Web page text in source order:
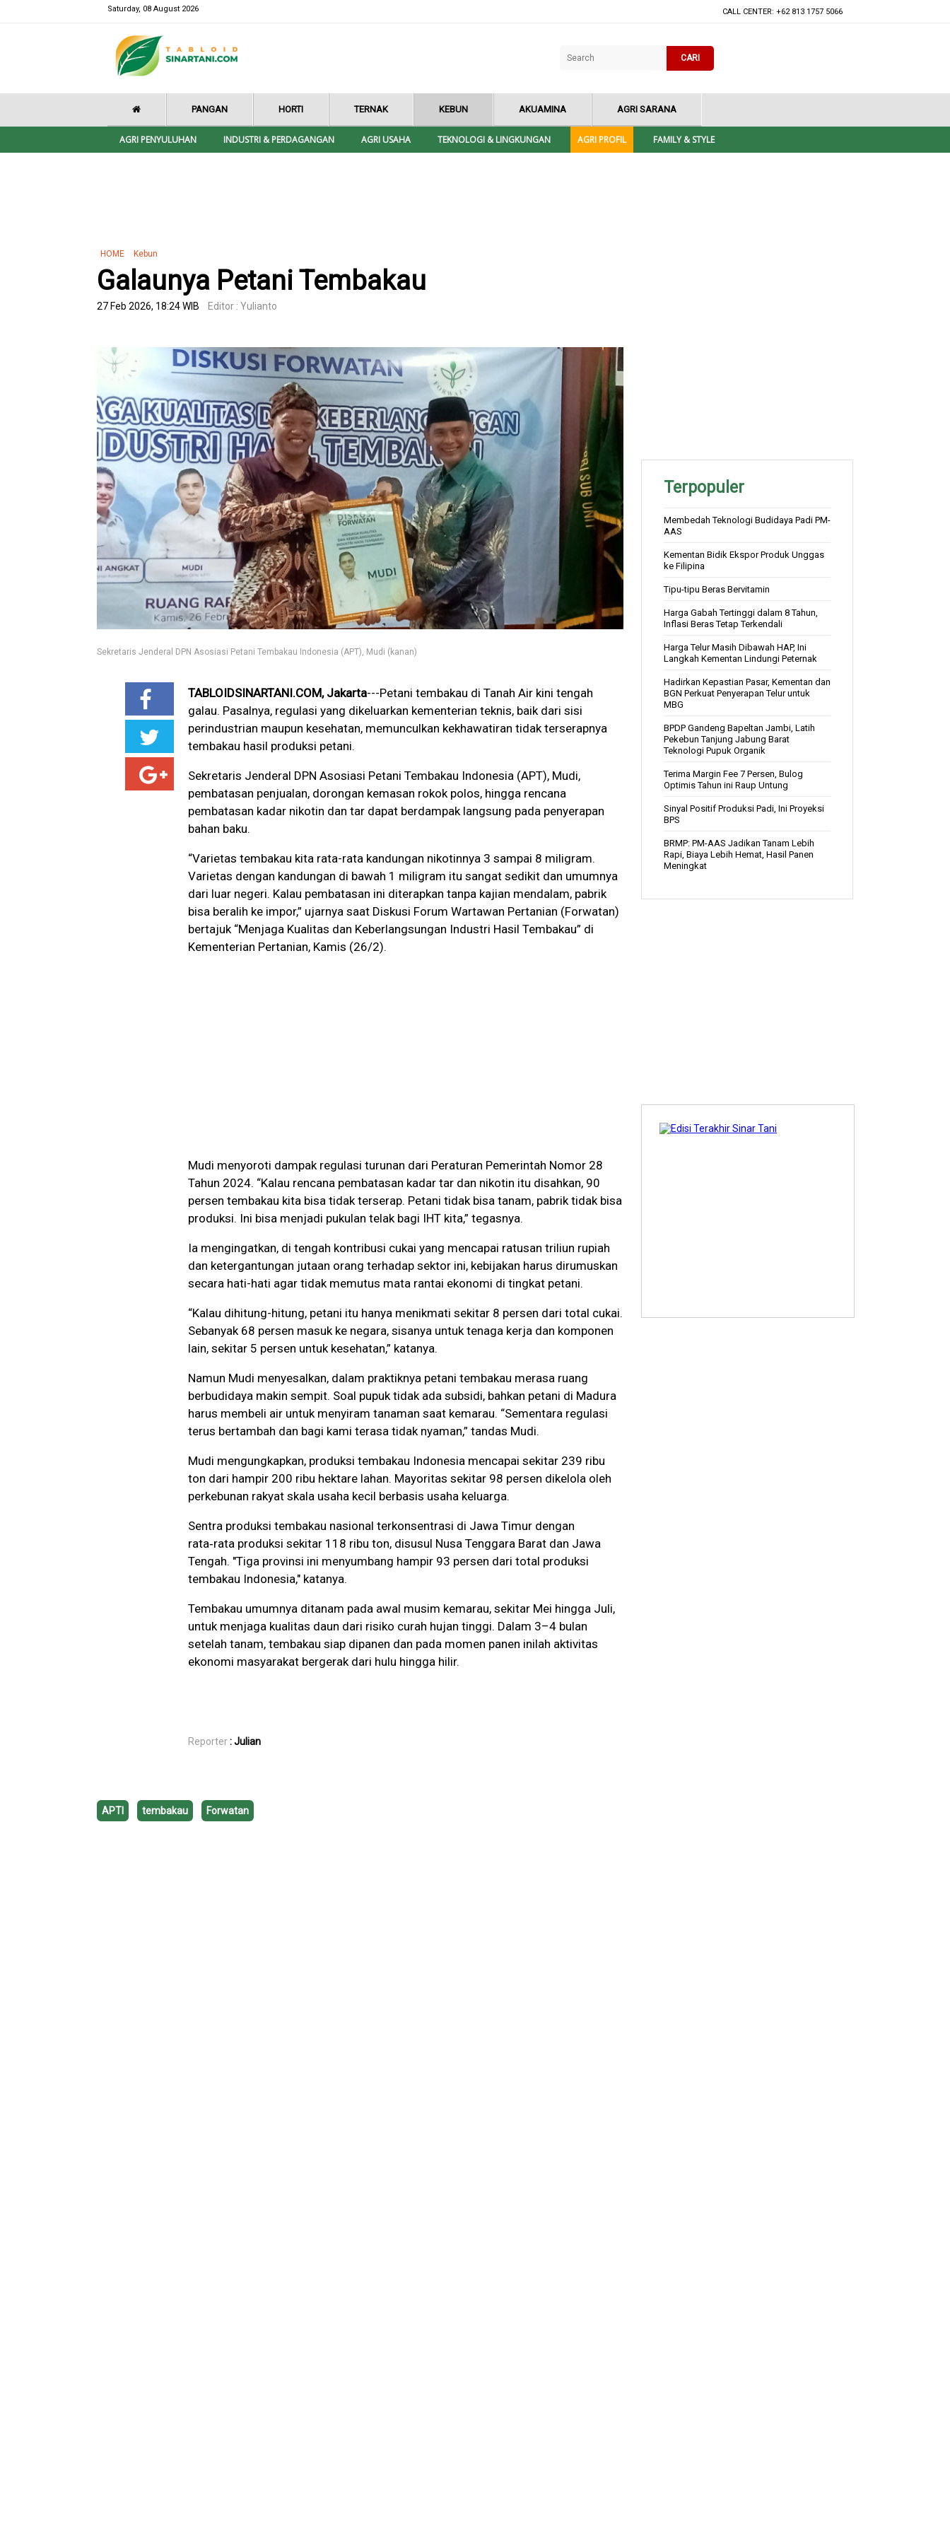
Saturday, 08 August 2026 CALL CENTER: +62 813 1757 5066
CARI
PANGAN HORTI TERNAK KEBUN AKUAMINA AGRI SARANA
AGRI PENYULUHAN INDUSTRI & PERDAGANGAN AGRI USAHA TEKNOLOGI & LINGKUNGAN AGRI PROFIL FAMILY & STYLE
HOME Kebun
Galaunya Petani Tembakau
27 Feb 2026, 18:24 WIB Editor : Yulianto
Sekretaris Jenderal DPN Asosiasi Petani Tembakau Indonesia (APT), Mudi (kanan)
TABLOIDSINARTANI.COM, Jakarta---Petani tembakau di Tanah Air kini tengah
galau. Pasalnya, regulasi yang dikeluarkan kementerian teknis, baik dari sisi
perindustrian maupun kesehatan, memunculkan kekhawatiran tidak terserapnya
tembakau hasil produksi petani.
Sekretaris Jenderal DPN Asosiasi Petani Tembakau Indonesia (APT), Mudi,
pembatasan penjualan, dorongan kemasan rokok polos, hingga rencana
pembatasan kadar nikotin dan tar dapat berdampak langsung pada penyerapan
bahan baku.
“Varietas tembakau kita rata-rata kandungan nikotinnya 3 sampai 8 miligram.
Varietas dengan kandungan di bawah 1 miligram itu sangat sedikit dan umumnya
dari luar negeri. Kalau pembatasan ini diterapkan tanpa kajian mendalam, pabrik
bisa beralih ke impor,” ujarnya saat Diskusi Forum Wartawan Pertanian (Forwatan)
bertajuk “Menjaga Kualitas dan Keberlangsungan Industri Hasil Tembakau” di
Kementerian Pertanian, Kamis (26/2).
Mudi menyoroti dampak regulasi turunan dari Peraturan Pemerintah Nomor 28
Tahun 2024. “Kalau rencana pembatasan kadar tar dan nikotin itu disahkan, 90
persen tembakau kita bisa tidak terserap. Petani tidak bisa tanam, pabrik tidak bisa
produksi. Ini bisa menjadi pukulan telak bagi IHT kita,” tegasnya.
Ia mengingatkan, di tengah kontribusi cukai yang mencapai ratusan triliun rupiah
dan ketergantungan jutaan orang terhadap sektor ini, kebijakan harus dirumuskan
secara hati-hati agar tidak memutus mata rantai ekonomi di tingkat petani.
“Kalau dihitung-hitung, petani itu hanya menikmati sekitar 8 persen dari total cukai.
Sebanyak 68 persen masuk ke negara, sisanya untuk tenaga kerja dan komponen
lain, sekitar 5 persen untuk kesehatan,” katanya.
Namun Mudi menyesalkan, dalam praktiknya petani tembakau merasa ruang
berbudidaya makin sempit. Soal pupuk tidak ada subsidi, bahkan petani di Madura
harus membeli air untuk menyiram tanaman saat kemarau. “Sementara regulasi
terus bertambah dan bagi kami terasa tidak nyaman,” tandas Mudi.
Mudi mengungkapkan, produksi tembakau Indonesia mencapai sekitar 239 ribu
ton dari hampir 200 ribu hektare lahan. Mayoritas sekitar 98 persen dikelola oleh
perkebunan rakyat skala usaha kecil berbasis usaha keluarga.
Sentra produksi tembakau nasional terkonsentrasi di Jawa Timur dengan
rata‑rata produksi sekitar 118 ribu ton, disusul Nusa Tenggara Barat dan Jawa
Tengah. "Tiga provinsi ini menyumbang hampir 93 persen dari total produksi
tembakau Indonesia," katanya.
Tembakau umumnya ditanam pada awal musim kemarau, sekitar Mei hingga Juli,
untuk menjaga kualitas daun dari risiko curah hujan tinggi. Dalam 3–4 bulan
setelah tanam, tembakau siap dipanen dan pada momen panen inilah aktivitas
ekonomi masyarakat bergerak dari hulu hingga hilir.
Reporter: Julian
APTI tembakau Forwatan
Terpopuler
Membedah Teknologi Budidaya Padi PM-
AAS
Kementan Bidik Ekspor Produk Unggas
ke Filipina
Tipu-tipu Beras Bervitamin
Harga Gabah Tertinggi dalam 8 Tahun,
Inflasi Beras Tetap Terkendali
Harga Telur Masih Dibawah HAP, Ini
Langkah Kementan Lindungi Peternak
Hadirkan Kepastian Pasar, Kementan dan
BGN Perkuat Penyerapan Telur untuk
MBG
BPDP Gandeng Bapeltan Jambi, Latih
Pekebun Tanjung Jabung Barat
Teknologi Pupuk Organik
Terima Margin Fee 7 Persen, Bulog
Optimis Tahun ini Raup Untung
Sinyal Positif Produksi Padi, Ini Proyeksi
BPS
BRMP: PM-AAS Jadikan Tanam Lebih
Rapi, Biaya Lebih Hemat, Hasil Panen
Meningkat